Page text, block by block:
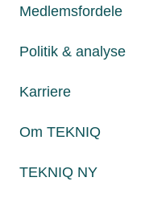
Medlemsfordele
Politik & analyse
Karriere
Om TEKNIQ
TEKNIQ NY